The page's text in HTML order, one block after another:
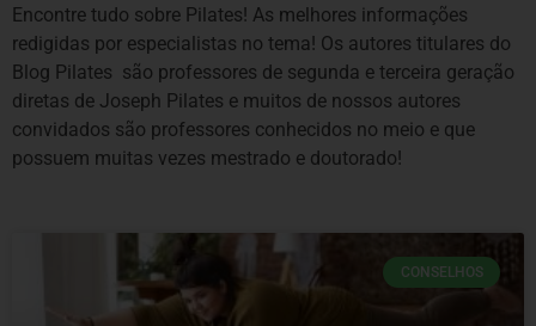
Encontre tudo sobre Pilates! As melhores informações
redigidas por especialistas no tema! Os autores titulares do
Blog Pilates são professores de segunda e terceira geração
diretas de Joseph Pilates e muitos de nossos autores
convidados são professores conhecidos no meio e que
possuem muitas vezes mestrado e doutorado!
CONSELHOS